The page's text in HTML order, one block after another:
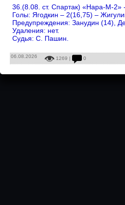
36.(8.08. ст. Спартак) «Нара-М-
Голы: Ягодкин – 2(16,75) –
Предупреждения: Занудин (14),
Удаления: нет.
Судья: С. Пашин.
06.08.2026 1269 | 0